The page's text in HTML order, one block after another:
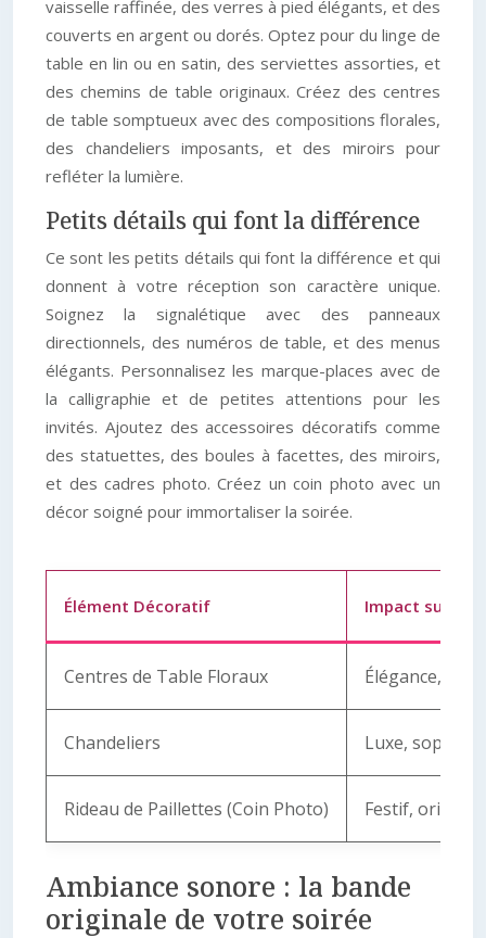
vaisselle raffinée, des verres à pied élégants, et des
couverts en argent ou dorés. Optez pour du linge de
table en lin ou en satin, des serviettes assorties, et
des chemins de table originaux. Créez des centres
de table somptueux avec des compositions florales,
des chandeliers imposants, et des miroirs pour
refléter la lumière.
Petits détails qui font la différence
Ce sont les petits détails qui font la différence et qui
donnent à votre réception son caractère unique.
Soignez la signalétique avec des panneaux
directionnels, des numéros de table, et des menus
élégants. Personnalisez les marque-places avec de
la calligraphie et de petites attentions pour les
invités. Ajoutez des accessoires décoratifs comme
des statuettes, des boules à facettes, des miroirs,
et des cadres photo. Créez un coin photo avec un
décor soigné pour immortaliser la soirée.
Élément Décoratif Impact sur
Centres de Table Floraux Élégance,
Chandeliers Luxe,
Rideau de Paillettes (Coin Photo) Festif,
Ambiance sonore : la bande
originale de votre soirée